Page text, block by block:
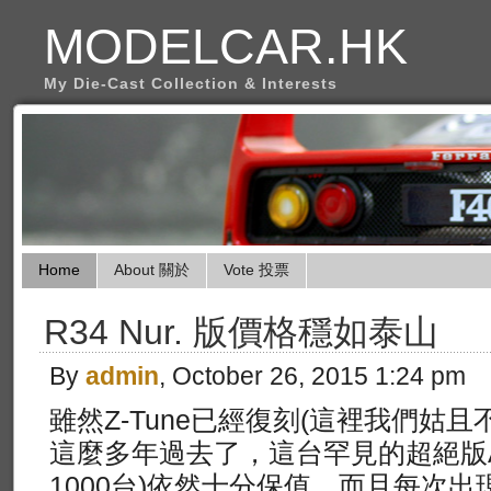
MODELCAR.HK
My Die-Cast Collection & Interests
Home About 關於 Vote 投票
R34 Nur. 版價格穩如泰山
By admin, October 26, 2015 1:24 pm
雖然Z-Tune已經復刻(這裡我們姑且
這麼多年過去了，這台罕見的超絕